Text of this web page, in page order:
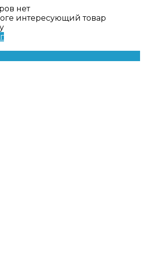
нет
интересующий товар